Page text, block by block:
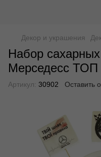
Декор и украшения
Набор
Мерседесс ТОП
Артикул: 30902 Оставить